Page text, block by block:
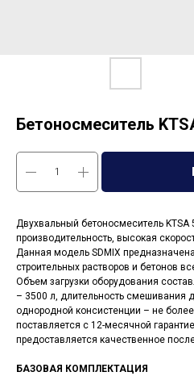
Бетоносмеситель
Двухвальный бетоносмеситель
производительность, высокая
Данная модель SDMIX
строительных растворов и бетонов
Объем загрузки оборудования
– 3500 л, длительность смешивания
однородной консистенции – не
поставляется с 12-месячной
предоставляется качественное
БАЗОВАЯ КОМПЛЕКТАЦИЯ